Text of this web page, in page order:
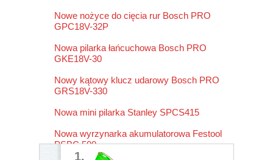
1.
Nowe nożyce do cięcia rur Bosch PRO
GPC18V-32P
Nowa pilarka łańcuchowa Bosch PRO
GKE18V-30
Nowy kątowy klucz udarowy Bosch PRO
GRS18V-330
Nowa mini pilarka Stanley SPCS415
Nowa wyrzynarka akumulatorowa Festool
PSBC 500